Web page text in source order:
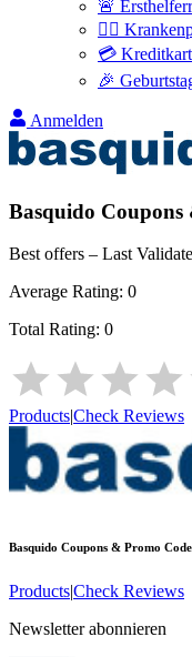
🚨
👩‍⚕️
💳
🎉
Anmelden
Basquido Coupons
Best offers – Last
Average Rating: 0
Total Rating: 0
Products|Check Reviews
Basquido Coupons & Promo
Products|Check Reviews
Newsletter abonnieren